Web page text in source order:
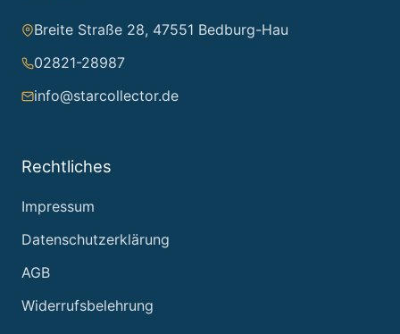
Breite Straße 28, 47551 Bedburg-Hau
02821-28987
info@starcollector.de
Rechtliches
Impressum
Datenschutzerklärung
AGB
Widerrufsbelehrung